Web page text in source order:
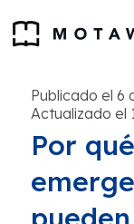
Publicado el 6
Actualizado el
Por